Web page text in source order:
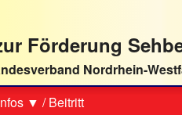
Förderung
Nordrhein-
▼ /Beitritt